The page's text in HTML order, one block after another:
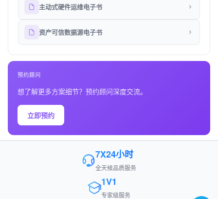
主动式硬件运维电子书
资产可信数据源电子书
预约顾问
想了解更多方案细节？预约顾问深度交流。
立即预约
7X24小时
全天候品质服务
1V1
专家级服务